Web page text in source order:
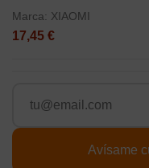
Marca: XIAOMI
17,45 €